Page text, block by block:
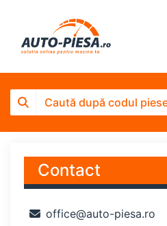
Contact
office@auto-piesa.ro